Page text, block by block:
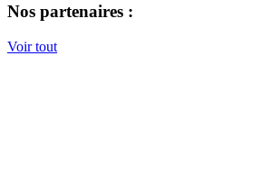
Nos partenaires :
Voir tout